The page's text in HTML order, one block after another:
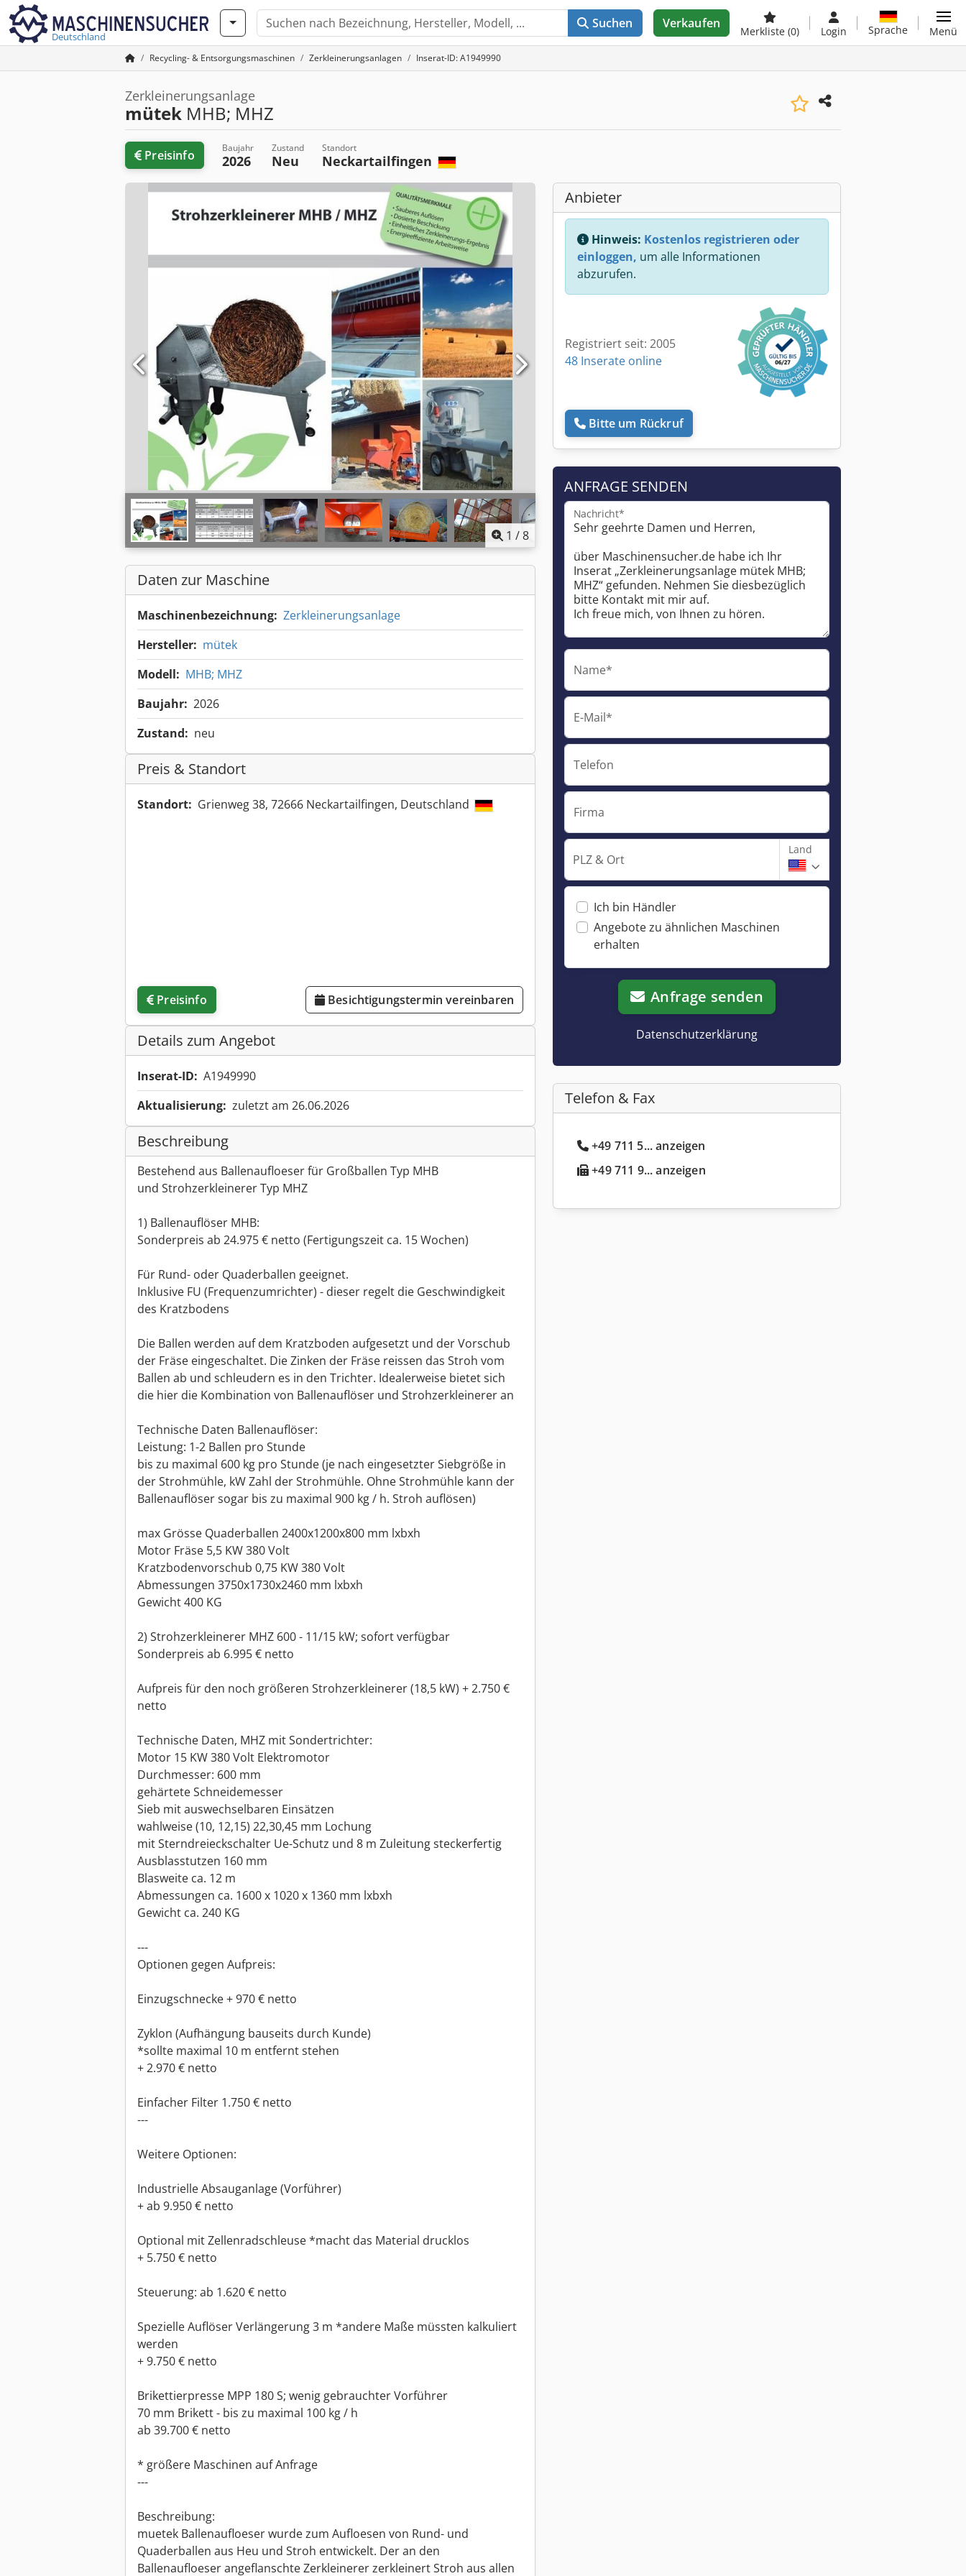
Deutschland
Suchen Verkaufen
Merkliste (0) Login Sprache Menü
Recycling- & Entsorgungsmaschinen Zerkleinerungsanlagen Inserat-ID: A1949990
Zerkleinerungsanlage
mütek MHB; MHZ
Preisinfo Baujahr
2026
Zustand
Neu
Standort
Neckartailfingen
1 /8
Daten zur Maschine
Maschinenbezeichnung: Zerkleinerungsanlage
Hersteller: mütek
Modell: MHB; MHZ
Baujahr: 2026
Zustand: neu
Preis & Standort
Standort: Grienweg 38, 72666 Neckartailfingen, Deutschland
Preisinfo Besichtigungstermin vereinbaren
Details zum Angebot
Inserat-ID: A1949990
Aktualisierung: zuletzt am 26.06.2026
Beschreibung
Bestehend aus Ballenaufloeser für Großballen Typ MHB
und Strohzerkleinerer Typ MHZ
1) Ballenauflöser MHB:
Sonderpreis ab 24.975 € netto (Fertigungszeit ca. 15 Wochen)
Für Rund- oder Quaderballen geeignet.
Inklusive FU (Frequenzumrichter) - dieser regelt die Geschwindigkeit
des Kratzbodens
Die Ballen werden auf dem Kratzboden aufgesetzt und der Vorschub
der Fräse eingeschaltet. Die Zinken der Fräse reissen das Stroh vom
Ballen ab und schleudern es in den Trichter. Idealerweise bietet sich
die hier die Kombination von Ballenauflöser und Strohzerkleinerer an
Technische Daten Ballenauflöser:
Leistung: 1-2 Ballen pro Stunde
bis zu maximal 600 kg pro Stunde (je nach eingesetzter Siebgröße in
der Strohmühle, kW Zahl der Strohmühle. Ohne Strohmühle kann der
Ballenauflöser sogar bis zu maximal 900 kg / h. Stroh auflösen)
max Grösse Quaderballen 2400x1200x800 mm lxbxh
Motor Fräse 5,5 KW 380 Volt
Kratzbodenvorschub 0,75 KW 380 Volt
Abmessungen 3750x1730x2460 mm lxbxh
Gewicht 400 KG
2) Strohzerkleinerer MHZ 600 - 11/15 kW; sofort verfügbar
Sonderpreis ab 6.995 € netto
Aufpreis für den noch größeren Strohzerkleinerer (18,5 kW) + 2.750 €
netto
Technische Daten, MHZ mit Sondertrichter:
Motor 15 KW 380 Volt Elektromotor
Durchmesser: 600 mm
gehärtete Schneidemesser
Sieb mit auswechselbaren Einsätzen
wahlweise (10, 12,15) 22,30,45 mm Lochung
mit Sterndreieckschalter Ue-Schutz und 8 m Zuleitung steckerfertig
Ausblasstutzen 160 mm
Blasweite ca. 12 m
Abmessungen ca. 1600 x 1020 x 1360 mm lxbxh
Gewicht ca. 240 KG
---
Optionen gegen Aufpreis:
Einzugschnecke + 970 € netto
Zyklon (Aufhängung bauseits durch Kunde)
*sollte maximal 10 m entfernt stehen
+ 2.970 € netto
Einfacher Filter 1.750 € netto
---
Weitere Optionen:
Industrielle Absauganlage (Vorführer)
+ ab 9.950 € netto
Optional mit Zellenradschleuse *macht das Material drucklos
+ 5.750 € netto
Steuerung: ab 1.620 € netto
Spezielle Auflöser Verlängerung 3 m *andere Maße müssten kalkuliert
werden
+ 9.750 € netto
Brikettierpresse MPP 180 S; wenig gebrauchter Vorführer
70 mm Brikett - bis zu maximal 100 kg / h
ab 39.700 € netto
* größere Maschinen auf Anfrage
---
Beschreibung:
muetek Ballenaufloeser wurde zum Aufloesen von Rund- und
Quaderballen aus Heu und Stroh entwickelt. Der an den
Ballenaufloeser angeflanschte Zerkleinerer zerkleinert Stroh aus allen
Anbieter
Hinweis: Kostenlos registrieren oder
einloggen, um alle Informationen
abzurufen.
Registriert seit: 2005
48 Inserate online
Bitte um Rückruf
ANFRAGE SENDEN
Nachricht*
Name*
E-Mail*
Telefon
Firma
PLZ & Ort
Land
Ich bin Händler
Angebote zu ähnlichen Maschinen
erhalten
Anfrage senden
Datenschutzerklärung
Telefon & Fax
+49 711 5... anzeigen
+49 711 9... anzeigen